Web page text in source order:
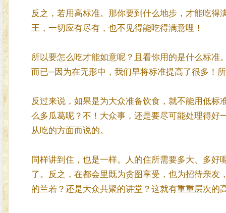
反之，若用高标准。那你要到什么地步，才能吃
王，一切应有尽有，也不见得能吃得满意哩！
所以要怎么吃才能如意呢？且看你用的是什么标
而已─因为在无形中，我们早将标准提高了很多！
反过来说，如果是为大众准备饮食，就不能用低
么多瓜葛呢？不！大众事，还是要尽可能处理得好
从吃的方面而说的。
同样讲到住，也是一样。人的住所需要多大、多
了。反之，在都会里既为贪图享受，也为招待亲
的兰若？还是大众共聚的讲堂？这就有重重层次的